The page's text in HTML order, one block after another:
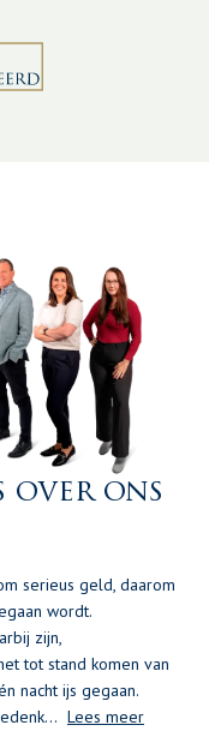
over ons
serieus geld, daarom
wordt.
zijn,
tot stand komen van
nacht ijs gegaan.
Lees meer